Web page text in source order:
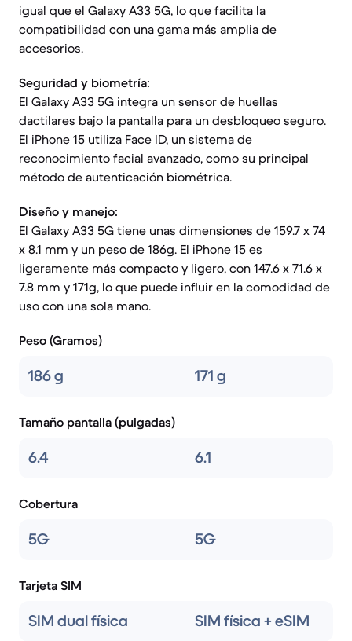
igual que el Galaxy A33 5G, lo que facilita la
compatibilidad con una gama más amplia de
accesorios.
Seguridad y biometría:
El Galaxy A33 5G integra un sensor de huellas
dactilares bajo la pantalla para un desbloqueo seguro.
El iPhone 15 utiliza Face ID, un sistema de
reconocimiento facial avanzado, como su principal
método de autenticación biométrica.
Diseño y manejo:
El Galaxy A33 5G tiene unas dimensiones de 159.7 x 74
x 8.1 mm y un peso de 186g. El iPhone 15 es
ligeramente más compacto y ligero, con 147.6 x 71.6 x
7.8 mm y 171g, lo que puede influir en la comodidad de
uso con una sola mano.
Peso (Gramos)
186 g 171 g
Tamaño pantalla (pulgadas)
6.4 6.1
Cobertura
5G 5G
Tarjeta SIM
SIM dual física SIM física + eSIM